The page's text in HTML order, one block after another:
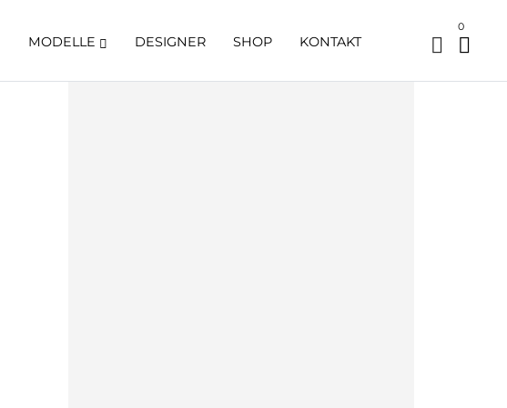
MODELLE DESIGNER SHOP KONTAKT
0